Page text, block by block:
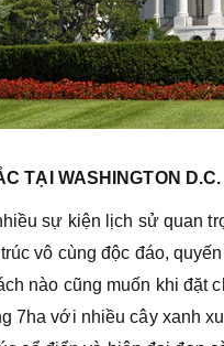
TẠI WASHINGTON D.C.
sự kiện lịch sử quan
vô cùng độc đáo,
nào cũng muốn khi đặt
7ha với nhiều cây xanh